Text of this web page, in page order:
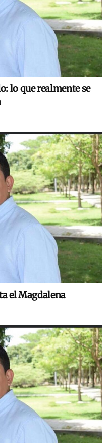
lo que realmente se
el Magdalena